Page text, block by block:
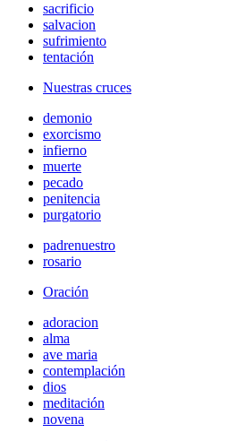
sacrificio
salvacion
sufrimiento
tentación
Nuestras cruces
demonio
exorcismo
infierno
muerte
pecado
penitencia
purgatorio
padrenuestro
rosario
Oración
adoracion
alma
ave maria
contemplación
dios
meditación
novena